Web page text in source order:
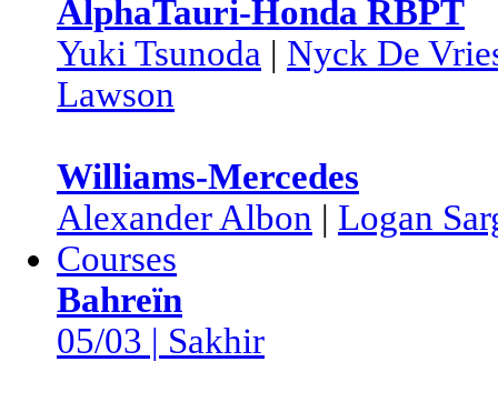
AlphaTauri-Honda RBPT
Yuki Tsunoda | Nyck De
Lawson
Williams-Mercedes
Alexander Albon | Logan
Courses
Bahreïn
05/03 | Sakhir